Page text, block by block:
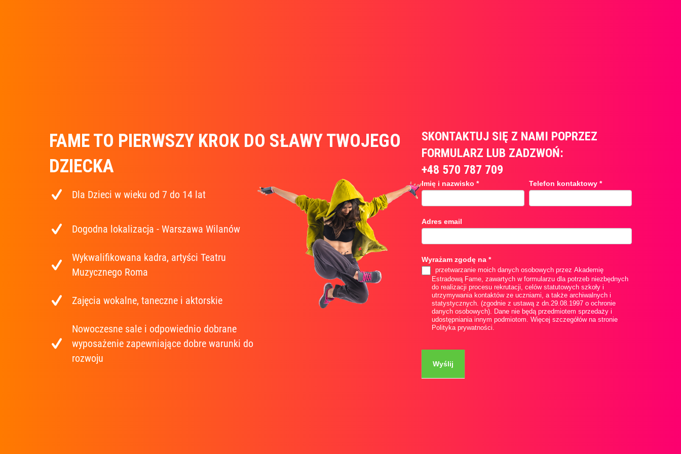
FAME TO PIERWSZY KROK DO SŁAWY TWOJEGO
DZIECKA
Dla Dzieci w wieku od 7 do 14 lat
Dogodna lokalizacja - Warszawa Wilanów
Wykwalifikowana kadra, artyści Teatru
Muzycznego Roma
Zajęcia wokalne, taneczne i aktorskie
Nowoczesne sale i odpowiednio dobrane
wyposażenie zapewniające dobre warunki do
rozwoju
SKONTAKTUJ SIĘ Z NAMI POPRZEZ
FORMULARZ LUB ZADZWOŃ:
+48 570 787 709
Formularz
lp-
1
Imię i nazwisko* Telefon kontaktowy *
Adres email
Wyrażam zgodę na*
przetwarzanie moich danych osobowych przez Akademię
Estradową Fame, zawartych w formularzu dla potrzeb niezbędnych
do realizacji procesu rekrutacji, celów statutowych szkoły i
utrzymywania kontaktów ze uczniami, a także archiwalnych i
statystycznych. (zgodnie z ustawą z dn.29.08.1997 o ochronie
danych osobowych). Dane nie będą przedmiotem sprzedaży i
udostępniania innym podmiotom. Więcej szczegółów na stronie
Polityka prywatności.
Wyślij